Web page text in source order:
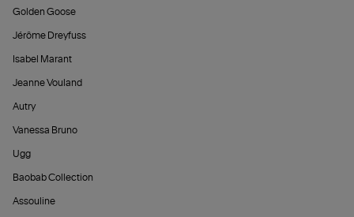
Golden Goose
Jérôme Dreyfuss
Isabel Marant
Jeanne Vouland
Autry
Vanessa Bruno
Ugg
Baobab Collection
Assouline